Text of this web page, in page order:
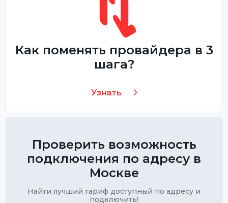
Как поменять провайдера в 3
шага?
Узнать
Проверить возможность
подключения по адресу в
Москве
Найти лучший тариф доступный по адресу и
подключить!